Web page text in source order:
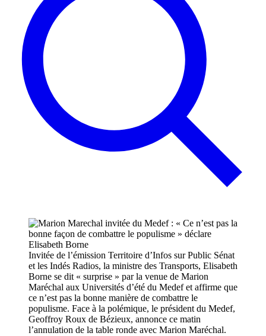
Invitée de l’émission Territoire d’Infos sur Public Sénat
et les Indés Radios, la ministre des Transports, Elisabeth
Borne se dit « surprise » par la venue de Marion
Maréchal aux Universités d’été du Medef et affirme que
ce n’est pas la bonne manière de combattre le
populisme. Face à la polémique, le président du Medef,
Geoffroy Roux de Bézieux, annonce ce matin
l’annulation de la table ronde avec Marion Maréchal.